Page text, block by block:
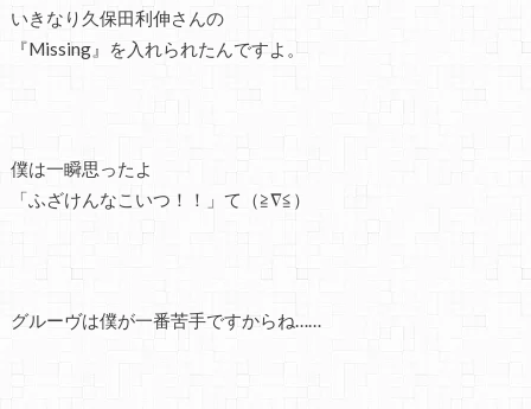
いきなり久保田利伸さんの
『Missing』を入れられたんですよ。
僕は一瞬思ったよ
「ふざけんなこいつ！！」て（≧∇≦）
グルーヴは僕が一番苦手ですからね……